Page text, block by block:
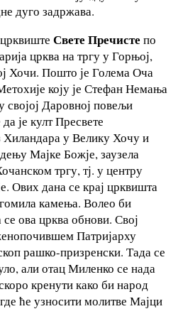
дуго задржава.
црквиштеСвете Пречисте по
црква на тргу у Горњој,
Хочи. Пошто је Голема Оча
коју је Стефан Немања
Даровној повељи
је култ Пресвете
Хиландара у Велику Хочу и
Мајке Божје, заузела
тргу, тј. у центру
Ових дана се крај црквишта
камења. Волео би
ова црква обнови. Свој
Патријарху
рашко-призренски. Тада се
али отац Миленко се нада
кренути како би народ
ће узносити молитве Мајци